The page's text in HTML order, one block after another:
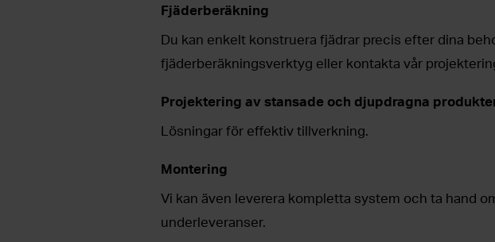
Fjäderberäkning
Du kan enkelt konstruera fjädrar precis efter dina
fjäderberäkningsverktyg eller kontakta vår
Projektering av stansade och djupdragna
Lösningar för effektiv tillverkning.
Montering
Vi kan även leverera kompletta system och ta hand
underleveranser.